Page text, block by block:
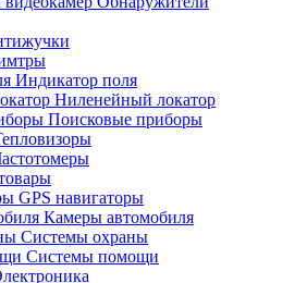
Индикатор поля
Ниленейный локатор
Поисковые приборы
GPS навигаторы
Камеры автомобиля
Системы охраны
Системы помощи